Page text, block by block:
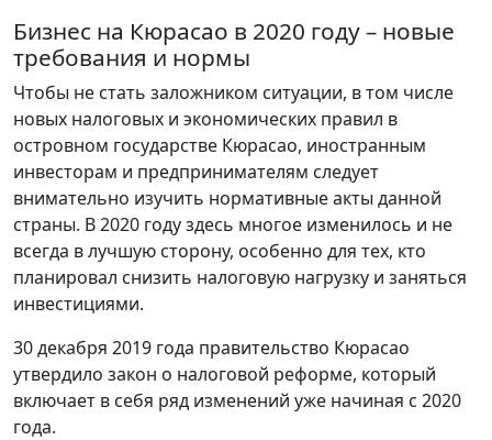
Бизнес на Кюрасао в 2020 году – новые
требования и нормы
Чтобы не стать заложником ситуации, в том числе
новых налоговых и экономических правил в
островном государстве Кюрасао, иностранным
инвесторам и предпринимателям следует
внимательно изучить нормативные акты данной
страны. В 2020 году здесь многое изменилось и не
всегда в лучшую сторону, особенно для тех, кто
планировал снизить налоговую нагрузку и заняться
инвестициями.
30 декабря 2019 года правительство Кюрасао
утвердило закон о налоговой реформе, который
включает в себя ряд изменений уже начиная с 2020
года.